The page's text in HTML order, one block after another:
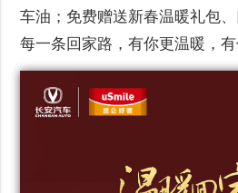
车油；免费赠送新春温暖礼包、
每一条回家路，有你更温暖，有